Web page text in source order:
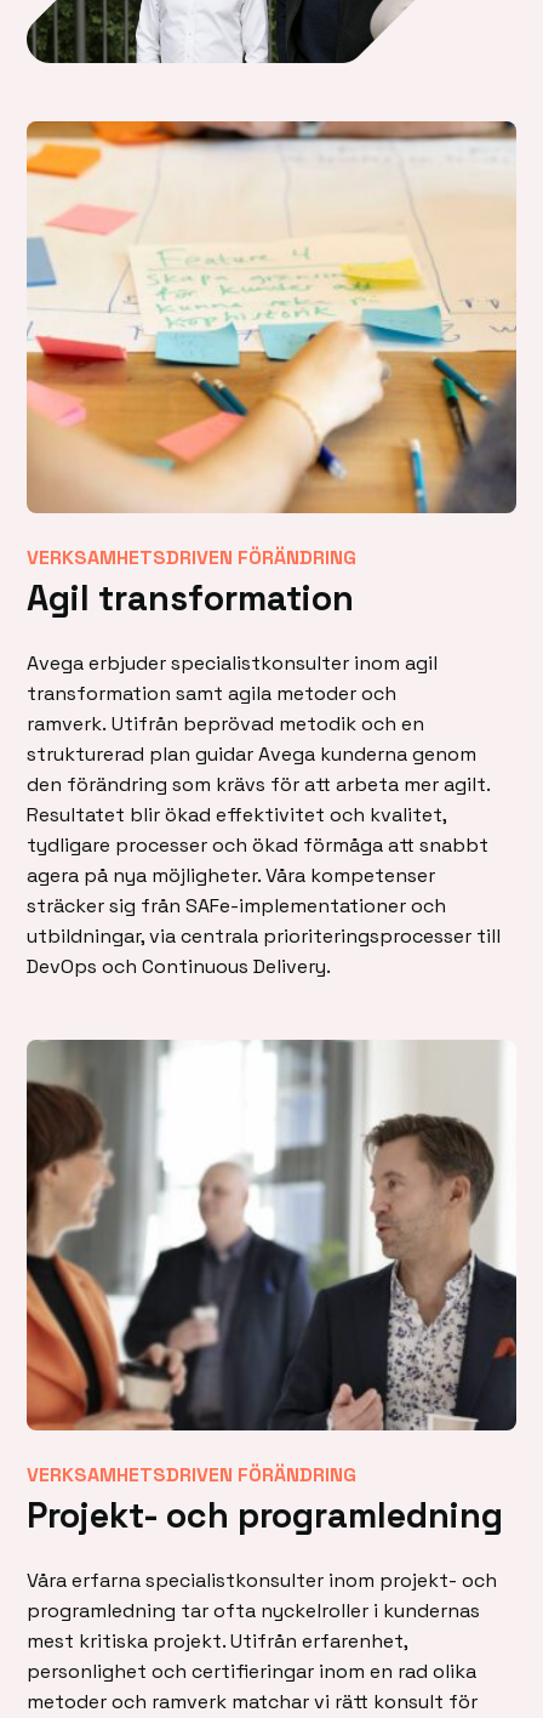
VERKSAMHETSDRIVEN FÖRÄNDRING
Agil transformation
Avega erbjuder specialistkonsulter inom agil
transformation samt agila metoder och
ramverk. Utifrån beprövad metodik och en
strukturerad plan guidar Avega kunderna genom
den förändring som krävs för att arbeta mer agilt.
Resultatet blir ökad effektivitet och kvalitet,
tydligare processer och ökad förmåga att snabbt
agera på nya möjligheter. Våra kompetenser
sträcker sig från SAFe-implementationer och
utbildningar, via centrala prioriteringsprocesser till
DevOps och Continuous Delivery.
VERKSAMHETSDRIVEN FÖRÄNDRING
Projekt- och programledning
Våra erfarna specialistkonsulter inom projekt- och
programledning tar ofta nyckelroller i kundernas
mest kritiska projekt. Utifrån erfarenhet,
personlighet och certifieringar inom en rad olika
metoder och ramverk matchar vi rätt konsult för